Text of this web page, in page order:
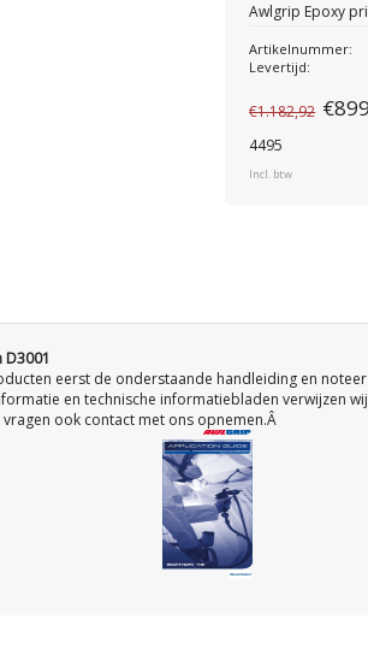
Awlgrip Epoxy
Artikelnummer:
Levertijd:
€1.182,92
4495
Incl. btw
eerst de onderstaande handleiding en
en technische informatiebladen verwijzen wij
ook contact met ons opnemen.Â